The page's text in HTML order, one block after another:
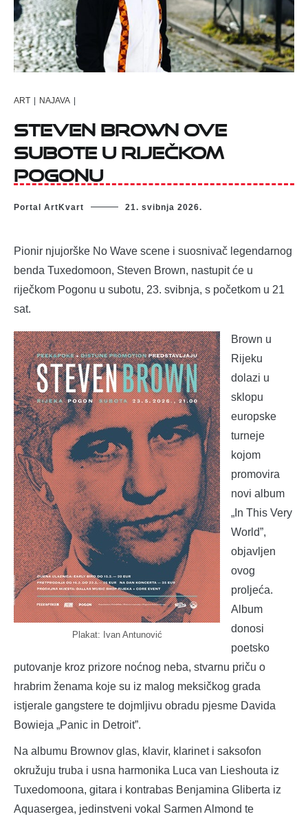
ART | NAJAVA |
Steven Brown ove
subote u riječkom
Pogonu
Portal ArtKvart 21. svibnja 2026.
Pionir njujorške No Wave scene i suosnivač legendarnog
benda Tuxedomoon, Steven Brown, nastupit će u
riječkom Pogonu u subotu, 23. svibnja, s početkom u 21
sat.
Plakat: Ivan Antunović
Brown u
Rijeku
dolazi u
sklopu
europske
turneje
kojom
promovira
novi album
„In This Very
World”,
objavljen
ovog
proljeća.
Album
donosi
poetsko
putovanje kroz prizore noćnog neba, stvarnu priču o
hrabrim ženama koje su iz malog meksičkog grada
istjerale gangstere te dojmljivu obradu pjesme Davida
Bowieja „Panic in Detroit”.
Na albumu Brownov glas, klavir, klarinet i saksofon
okružuju truba i usna harmonika Luca van Lieshouta iz
Tuxedomoona, gitara i kontrabas Benjamina Gliberta iz
Aquasergea, jedinstveni vokal Sarmen Almond te